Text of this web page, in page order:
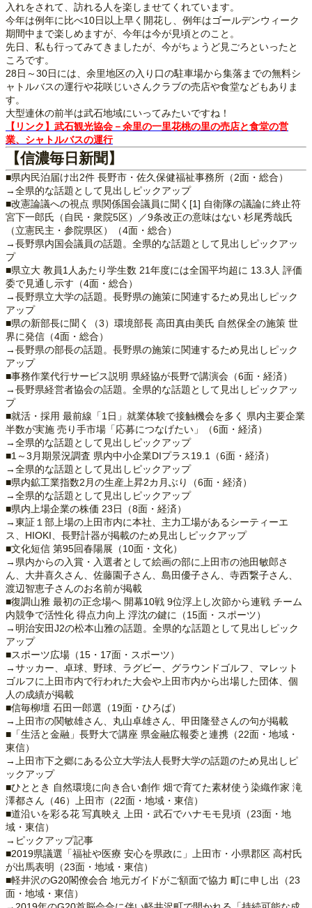
入れをされて、訪れる人を楽しませてくれています。
今年は例年に比べ10日以上早く開花し、例年はゴールデンウィーク
期間中まで楽しめますが、今年は今が見頃とのこと。
先日、私も行ってみてきましたが、今がちょうど見ごろといったと
ころです。
28日～30日には、余里地区の入り口の駐車場から集落までの無料シ
ャトルバスの運行や花咲じいさんクラブの売店や食堂などもありま
す。
大型連休の前半は武石地域にいってみたいですね！
【リンク】武石観光協会－余里の一里花桃の里の売店と食堂の営
業、シャトルバスの運行
【信濃毎日新聞】
■県内民泊届け出2件 長野市・佐久保健福祉事務所（2面・総合）
→全県的な話題として見出しピックアップ
■改憲論議への視点 県関係国会議員に聞く[1] 自衛隊の議論に終止符
宮下一郎氏（自民・衆院5区）／9条改正の意味はない 杉尾秀哉氏
（立憲民主・参院県区）（4面・総合）
→長野県内国会議員の話題。全県的な話題として見出しピックアッ
プ
■県立大 教員1人あたり学生数 21年度には全国平均超に 13.3人 評価
委で見通し示す（4面・総合）
→長野県立大学の話題。長野県の施策に関連するため見出しピック
アップ
■県の新部長に聞く（3）環境部長 高田真由美氏 自然保全の施策 世
界に発信（4面・総合）
→長野県の部長の話題。長野県の施策に関連するため見出しピック
アップ
■事務作業代行サービス説明 県経協が長野で講演会（6面・経済）
→長野県経営者協会の話題。全県的な話題として見出しピックアッ
プ
■就活・採用 最前線「1日」就業体験で接触機会を多く 県内主要企業
半数が実施 売り手市場「応募につなげたい」（6面・経済）
→全県的な話題として見出しピックアップ
■1～3月期景況調査 県内中小企業DIプラス19.1（6面・経済）
→全県的な話題として見出しピックアップ
■県内鉱工業指数2月の生産上昇2カ月ぶり（6面・経済）
→全県的な話題として見出しピックアップ
■県内上場企業の株価 23日（8面・経済）
→東証１部上場の上田市内に本社、主力工場があるシーティーエ
ス、HIOKI、長野計器が掲載のため見出しピックアップ
■文化短信 第95回春陽展（10面・文化）
→県内からの入賞・入選者として絵画の部に上田市の池田敏郎さ
ん、大井喜久さん、佐藤園子さん、島田優子さん、寺西繋子さん、
渡辺智恵子さんのお名前が掲載
■復調山雅 最初の正念場へ 開幕10戦 9位浮上し次節から連戦 チーム
内競争で活性化 得点力向上 浮沈の鍵に（15面・スポーツ）
→明治安田J2の松本山雅の話題。全県的な話題として見出しピック
アップ
■スポーツ広場（15・17面・スポーツ）
→サッカー、卓球、野球、ラグビー、グラウンドゴルフ、マレット
ゴルフに上田市内で行われた大会や上田市内から出場した団体、個
人の成績が掲載
■信毎柳壇 石田一郎選（19面・ひろば）
→上田市の関敏雄さん、丸山卓雄さん、甲田隆登さんの句が掲載
■「生活と金融」長野大で講座 県金融広報委と連携（22面・地域・
東信）
→上田市下之郷にある公立大学法人長野大学の話題のため見出しピ
ックアップ
■ひととき 自然環境に向き合い創作 畑で育てた素材使う染織作家 滝
澤都さん（46）上田市（22面・地域・東信）
■道沿いを彩る花 写真映え 上田・武石でハナモモ見頃（23面・地
域・東信）
→ピックアップ記事
■2019県議選「福祉や医療 安心を県政に」上田市・小県郡区 高村氏
が出馬表明（23面・地域・東信）
■軽井沢のG20閣僚会合 地元ガイドがご額面で協力 町に申し出（23
面・地域・東信）